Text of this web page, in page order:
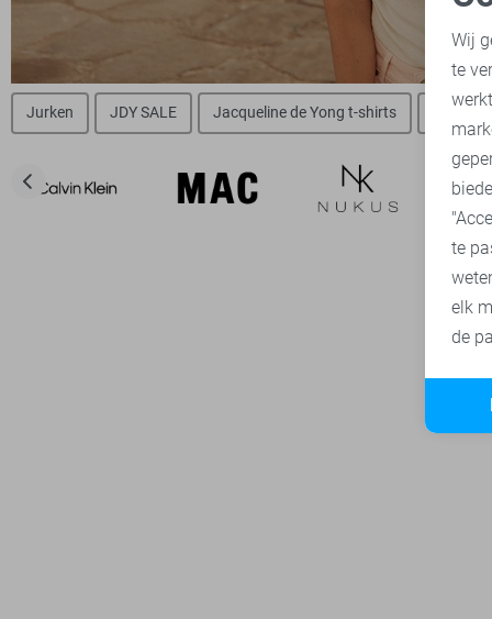
Jurken JDY SALE Jacqueline de Yong t-shirts
Wij
te
te
elk
de